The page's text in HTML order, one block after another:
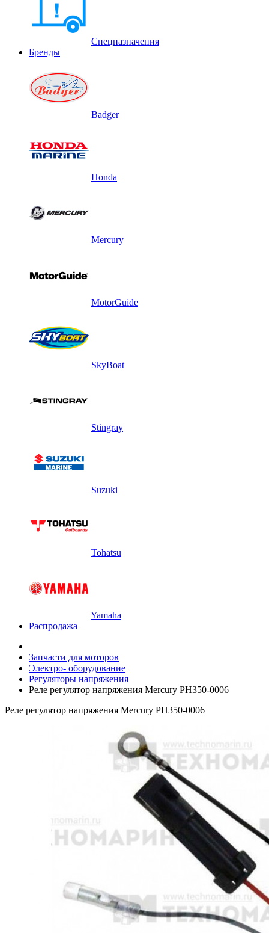
Спецназначения
Бренды
Badger
Honda
Mercury
MotorGuide
SkyBoat
Stingray
Suzuki
Tohatsu
Yamaha
Распродажа
Запчасти для моторов
Электро- оборудование
Регуляторы напряжения
Реле регулятор напряжения Mercury PH350-0006
Реле регулятор напряжения Mercury PH350-0006